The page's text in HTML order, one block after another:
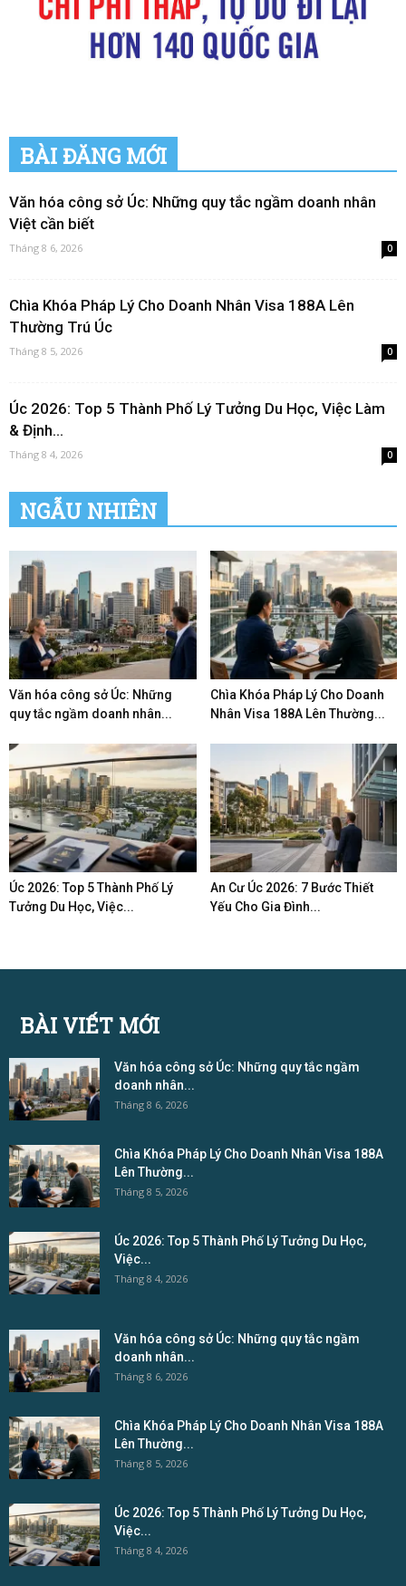
BÀI ĐĂNG MỚI
Văn hóa công sở Úc: Những quy tắc ngầm doanh nhân
Việt cần biết
Tháng 8 6, 2026 0
Chìa Khóa Pháp Lý Cho Doanh Nhân Visa 188A Lên
Thường Trú Úc
Tháng 8 5, 2026 0
Úc 2026: Top 5 Thành Phố Lý Tưởng Du Học, Việc Làm
& Định...
Tháng 8 4, 2026 0
NGẪU NHIÊN
Văn hóa công sở Úc: Những
quy tắc ngầm doanh nhân...
Chìa Khóa Pháp Lý Cho Doanh
Nhân Visa 188A Lên Thường...
Úc 2026: Top 5 Thành Phố Lý
Tưởng Du Học, Việc...
An Cư Úc 2026: 7 Bước Thiết
Yếu Cho Gia Đình...
BÀI VIẾT MỚI
Văn hóa công sở Úc: Những quy tắc ngầm
doanh nhân...
Tháng 8 6, 2026
Chìa Khóa Pháp Lý Cho Doanh Nhân Visa 188A
Lên Thường...
Tháng 8 5, 2026
Úc 2026: Top 5 Thành Phố Lý Tưởng Du Học,
Việc...
Tháng 8 4, 2026
Văn hóa công sở Úc: Những quy tắc ngầm
doanh nhân...
Tháng 8 6, 2026
Chìa Khóa Pháp Lý Cho Doanh Nhân Visa 188A
Lên Thường...
Tháng 8 5, 2026
Úc 2026: Top 5 Thành Phố Lý Tưởng Du Học,
Việc...
Tháng 8 4, 2026